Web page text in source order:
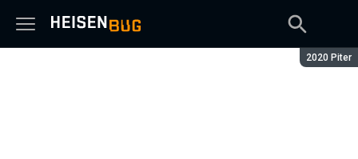
Сезон:
2020 Piter